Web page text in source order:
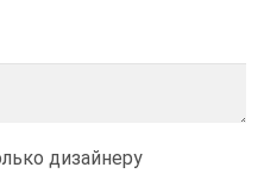
дизайнеру